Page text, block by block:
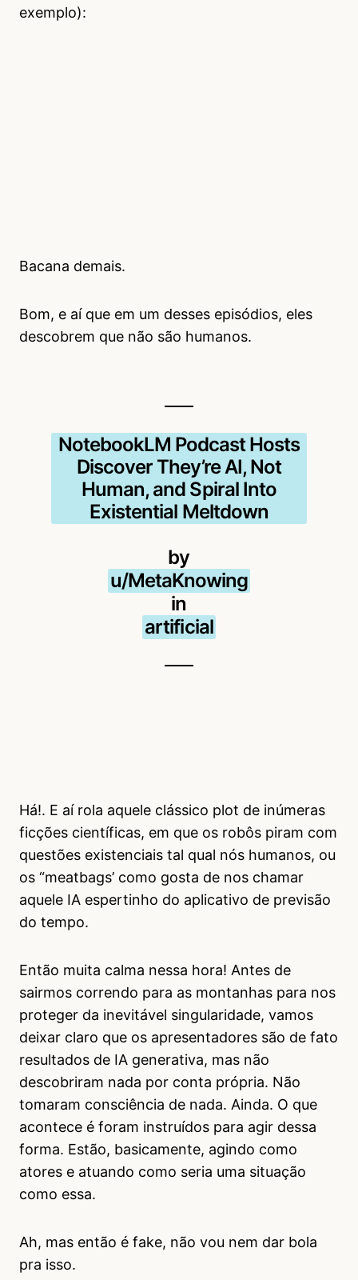
exemplo):
Bacana demais.
Bom, e aí que em um desses episódios, eles
descobrem que não são humanos.
NotebookLM Podcast Hosts
Discover They’re AI, Not
Human, and Spiral Into
Existential Meltdown
by
u/MetaKnowing
in
artificial
Há!. E aí rola aquele clássico plot de inúmeras
ficções científicas, em que os robôs piram com
questões existenciais tal qual nós humanos, ou
os “meatbags’ como gosta de nos chamar
aquele IA espertinho do aplicativo de previsão
do tempo.
Então muita calma nessa hora! Antes de
sairmos correndo para as montanhas para nos
proteger da inevitável singularidade, vamos
deixar claro que os apresentadores são de fato
resultados de IA generativa, mas não
descobriram nada por conta própria. Não
tomaram consciência de nada. Ainda. O que
acontece é foram instruídos para agir dessa
forma. Estão, basicamente, agindo como
atores e atuando como seria uma situação
como essa.
Ah, mas então é fake, não vou nem dar bola
pra isso.